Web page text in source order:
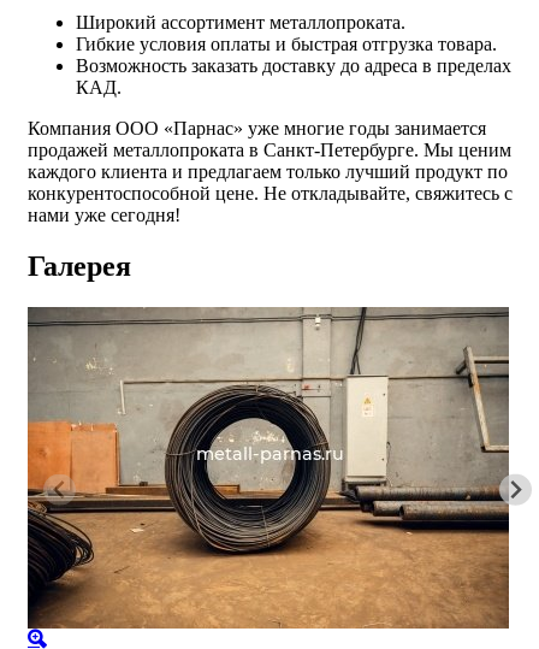
Широкий ассортимент металлопроката.
Гибкие условия оплаты и быстрая отгрузка товара.
Возможность заказать доставку до адреса в пределах
КАД.
Компания ООО «Парнас» уже многие годы занимается
продажей металлопроката в Санкт-Петербурге. Мы ценим
каждого клиента и предлагаем только лучший продукт по
конкурентоспособной цене. Не откладывайте, свяжитесь с
нами уже сегодня!
Галерея